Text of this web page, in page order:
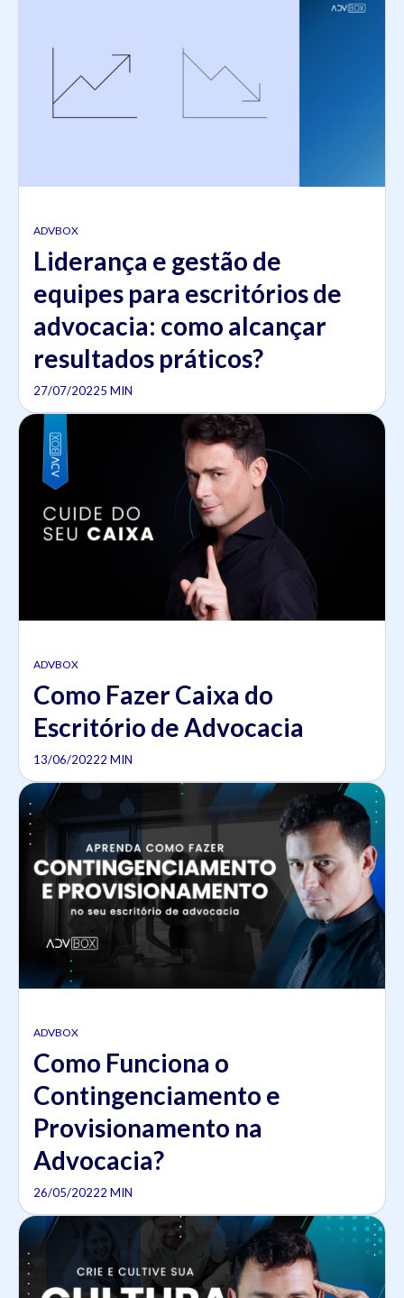
ADVBOX
Liderança e gestão de
equipes para escritórios de
advocacia: como alcançar
resultados práticos?
27/07/20225 MIN
ADVBOX
Como Fazer Caixa do
Escritório de Advocacia
13/06/20222 MIN
ADVBOX
Como Funciona o
Contingenciamento e
Provisionamento na
Advocacia?
26/05/20222 MIN